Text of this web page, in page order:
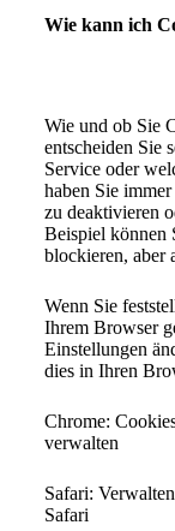
Wie kann ich
Wie und ob Sie
entscheiden Sie
Service oder
haben Sie
zu deaktivieren
Beispiel können
blockieren, aber
Wenn Sie
Ihrem Browser
Einstellungen
dies in Ihren
Chrome:
verwalten
Safari:
Safari